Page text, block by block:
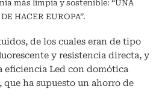
más limpia y sostenible: “UNA
HACER EUROPA”.
de los cuales eran de tipo
y resistencia directa, y
eficiencia Led con domótica
que ha supuesto un ahorro de